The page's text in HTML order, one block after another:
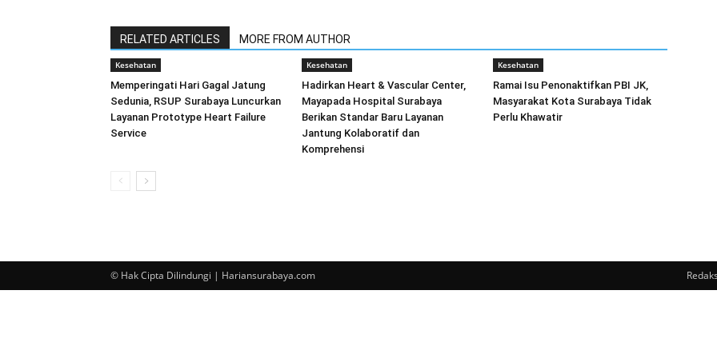
RELATED ARTICLES MORE FROM AUTHOR
Kesehatan
Memperingati Hari Gagal Jatung
Sedunia, RSUP Surabaya Luncurkan
Layanan Prototype Heart Failure
Service
Kesehatan
Hadirkan Heart & Vascular Center,
Mayapada Hospital Surabaya
Berikan Standar Baru Layanan
Jantung Kolaboratif dan
Komprehensi
Kesehatan
Ramai Isu Penonaktifkan PBI JK,
Masyarakat Kota Surabaya Tidak
Perlu Khawatir
© Hak Cipta Dilindungi | Hariansurabaya.com